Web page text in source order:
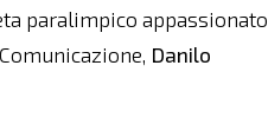
paralimpico appassionato
Danilo